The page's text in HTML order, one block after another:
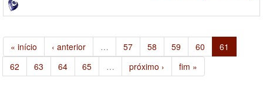
« início ‹ anterior … 57 58 59 60
61
62
63 64 65 … próximo › fim »